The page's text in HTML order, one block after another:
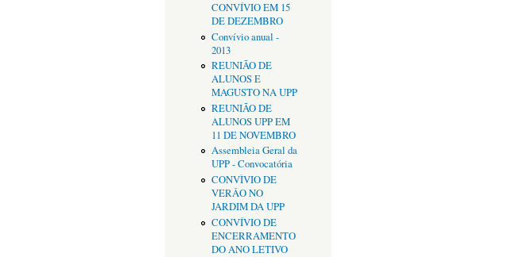
CONVÍVIO EM 15
DE DEZEMBRO
Convívio anual -
2013
REUNIÃO DE
ALUNOS E
MAGUSTO NA UPP
REUNIÃO DE
ALUNOS UPP EM
11 DE NOVEMBRO
Assembleia Geral da
UPP - Convocatória
CONVÌVIO DE
VERÂO NO
JARDIM DA UPP
CONVÍVIO DE
ENCERRAMENTO
DO ANO LETIVO